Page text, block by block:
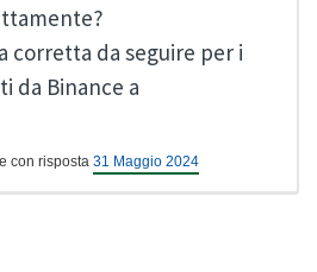
corretta da seguire per i
da Binance a
con risposta 31 Maggio 2024